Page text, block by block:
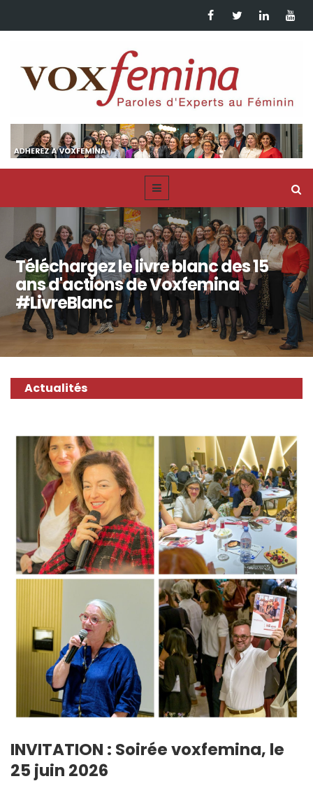
Téléchargez le livre blanc des 15
ans d'actions de Voxfemina
#LivreBlanc
Actualités
INVITATION : Soirée voxfemina, le
25 juin 2026